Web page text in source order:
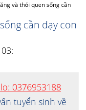
và thói quen sống cần
cần dạy con
0376953188
tuyển sinh về